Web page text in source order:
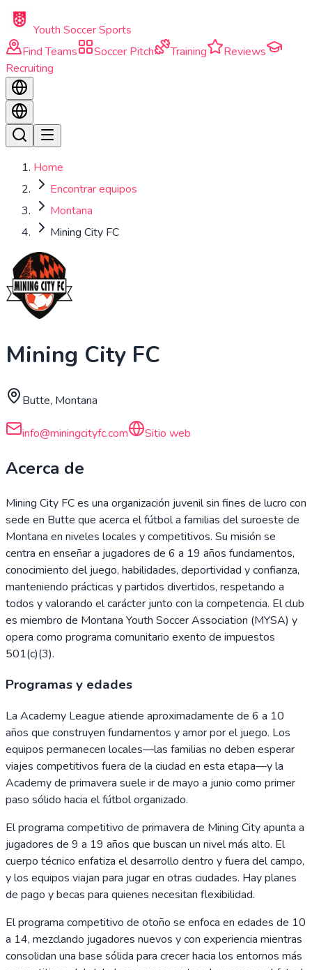
Skip to main content
Youth Soccer Sports
Find Teams
Soccer Pitch Training
Reviews
Recruiting
Home
Encontrar equipos
Montana
Mining City FC
Mining City FC
Butte, Montana
info@miningcityfc.com Sitio web
Acerca de
Mining City FC es una organización juvenil sin fines de lucro con
sede en Butte que acerca el fútbol a familias del suroeste de
Montana en niveles locales y competitivos. Su misión se
centra en enseñar a jugadores de 6 a 19 años fundamentos,
conocimiento del juego, habilidades, deportividad y confianza,
manteniendo prácticas y partidos divertidos, respetando a
todos y valorando el carácter junto con la competencia. El club
es miembro de Montana Youth Soccer Association (MYSA) y
opera como programa comunitario exento de impuestos
501(c)(3).
Programas y edades
La Academy League atiende aproximadamente de 6 a 10
años que construyen fundamentos y amor por el juego. Los
equipos permanecen locales—las familias no deben esperar
viajes competitivos fuera de la ciudad en esta etapa—y la
Academy de primavera suele ir de mayo a junio como primer
paso sólido hacia el fútbol organizado.
El programa competitivo de primavera de Mining City apunta a
jugadores de 9 a 19 años que buscan un nivel más alto. El
cuerpo técnico enfatiza el desarrollo dentro y fuera del campo,
y los equipos viajan para jugar en otras ciudades. Hay planes
de pago y becas para quienes necesitan flexibilidad.
El programa competitivo de otoño se enfoca en edades de 10
a 14, mezclando jugadores nuevos y con experiencia mientras
consolidan una base sólida para crecer hacia los entornos más